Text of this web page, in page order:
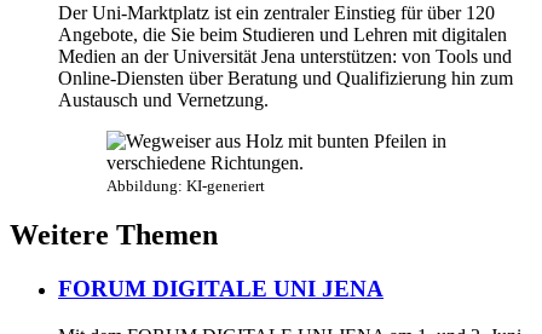
Der Uni-Marktplatz ist ein zentraler Einstieg für über 120
Angebote, die Sie beim Studieren und Lehren mit digitalen
Medien an der Universität Jena unterstützen: von Tools und
Online-Diensten über Beratung und Qualifizierung hin zum
Austausch und Vernetzung.
Abbildung: KI-generiert
Weitere Themen
FORUM DIGITALE UNI JENA